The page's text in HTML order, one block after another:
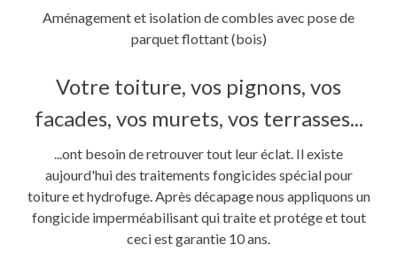
Aménagement et isolation de combles avec pose de
parquet flottant (bois)
Votre toiture, vos pignons, vos
facades, vos murets, vos terrasses...
...ont besoin de retrouver tout leur éclat. Il existe
aujourd'hui des traitements fongicides spécial pour
toiture et hydrofuge. Après décapage nous appliquons un
fongicide imperméabilisant qui traite et protége et tout
ceci est garantie 10 ans.